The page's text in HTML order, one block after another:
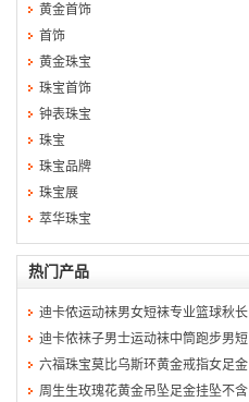
黄金首饰
首饰
黄金珠宝
珠宝首饰
钟表珠宝
珠宝
珠宝品牌
珠宝展
萃华珠宝
热门产品
迪卡侬运动袜男女短袜专业篮球秋长
迪卡侬袜子男士运动袜中筒跑步男短
六福珠宝莫比乌斯环黄金戒指女足金
周生生玫瑰花黄金吊坠足金挂坠不含